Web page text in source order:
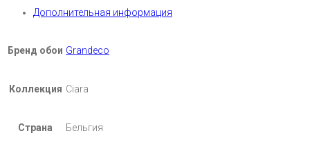
Дополнительная информация
Бренд обои Grandeco
Коллекция Ciara
Страна Бельгия